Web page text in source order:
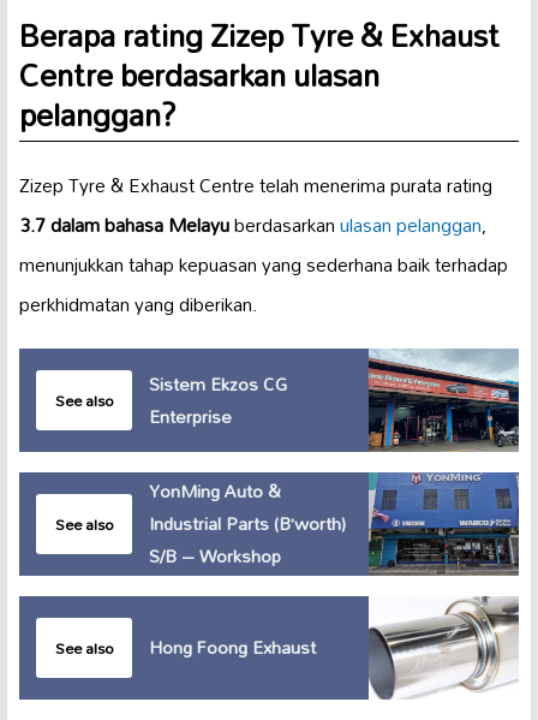
Berapa rating Zizep Tyre & Exhaust
Centre berdasarkan ulasan
pelanggan?
Zizep Tyre & Exhaust Centre telah menerima purata rating
3.7 dalam bahasa Melayuberdasarkanulasan pelanggan,
menunjukkan tahap kepuasan yang sederhana baik terhadap
perkhidmatan yang diberikan.
See also
Sistem Ekzos CG
Enterprise
See also
YonMing Auto &
Industrial Parts (B’worth)
S/B – Workshop
See also Hong Foong Exhaust